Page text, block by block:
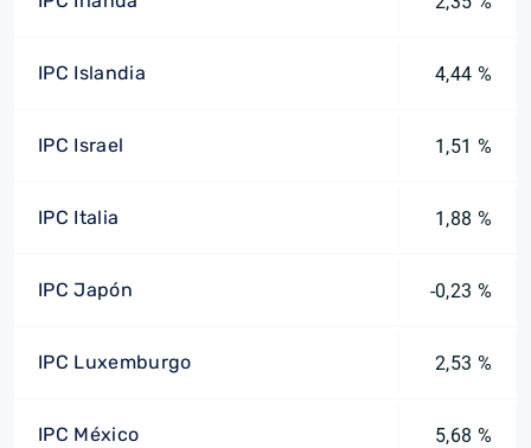
IPC Islandia 4,44 %
IPC Israel 1,51 %
IPC Italia 1,88 %
IPC Japón -0,23 %
IPC Luxemburgo 2,53 %
IPC México 5,68 %